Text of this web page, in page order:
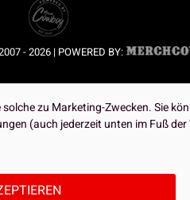
- 2026 | POWERED BY:
zu Marketing-Zwecken. Sie
(auch jederzeit unten im Fuß